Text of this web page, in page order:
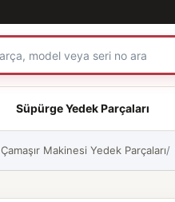
Süpürge Yedek Parçaları
Çamaşır Makinesi Yedek Parçaları